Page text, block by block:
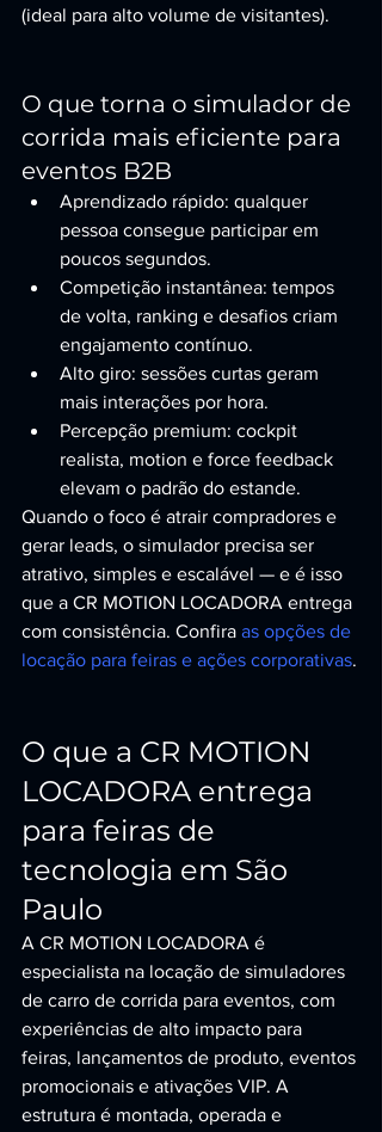
(ideal para alto volume de visitantes).
O que torna o simulador de
corrida mais eficiente para
eventos B2B
Aprendizado rápido: qualquer
pessoa consegue participar em
poucos segundos.
Competição instantânea: tempos
de volta, ranking e desafios criam
engajamento contínuo.
Alto giro: sessões curtas geram
mais interações por hora.
Percepção premium: cockpit
realista, motion e force feedback
elevam o padrão do estande.
Quando o foco é atrair compradores e
gerar leads, o simulador precisa ser
atrativo, simples e escalável — e é isso
que a CR MOTION LOCADORA entrega
com consistência. Confira as opções de
locação para feiras e ações corporativas.
O que a CR MOTION
LOCADORA entrega
para feiras de
tecnologia em São
Paulo
A CR MOTION LOCADORA é
especialista na locação de simuladores
de carro de corrida para eventos, com
experiências de alto impacto para
feiras, lançamentos de produto, eventos
promocionais e ativações VIP. A
estrutura é montada, operada e